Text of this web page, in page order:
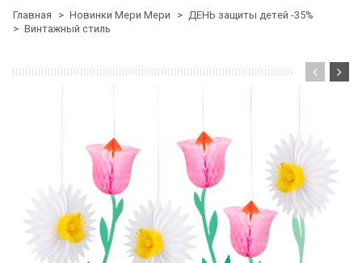
Главная Новинки Мери Мери
ДЕНЬ защиты детей -35%
Винтажный стиль